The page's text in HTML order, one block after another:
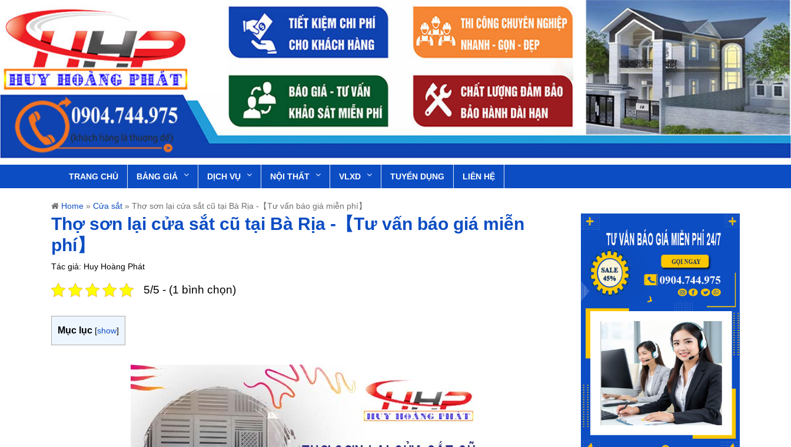
TRANG CHỦ BẢNG GIÁ DỊCH VỤ NỘI THẤT VLXD TUYỂN DỤNG LIÊN HỆ
Home » Cửa sắt » Thợ sơn lại cửa sắt cũ tại Bà Rịa -【Tư vấn báo giá miễn phí】
Thợ sơn lại cửa sắt cũ tại Bà Rịa -【Tư vấn báo giá miễn
phí】
Tác giả: Huy Hoàng Phát
5/5 - (1 bình chọn)
Mục lục [show]